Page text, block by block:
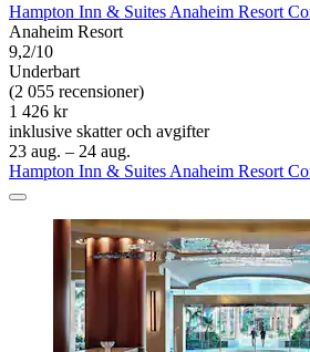
Hampton Inn & Suites Anaheim Resort
Anaheim Resort
9,2/10
Underbart
(2 055 recensioner)
1 426 kr
inklusive skatter och avgifter
23 aug. – 24 aug.
Hampton Inn & Suites Anaheim Resort